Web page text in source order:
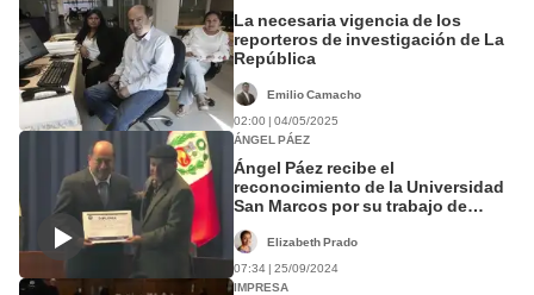
La necesaria vigencia de los
reporteros de investigación de La
República
Emilio Camacho
02:00 | 04/05/2025
ÁNGEL PÁEZ
Ángel Páez recibe el
reconocimiento de la Universidad
San Marcos por su trabajo de
Elizabeth Prado
07:34 | 25/09/2024
IMPRESA